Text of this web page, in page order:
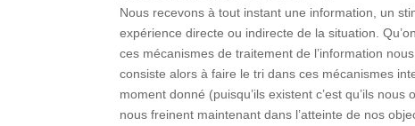
Nous recevons à tout instant une information, un
expérience directe ou indirecte de la situation.
ces mécanismes de traitement de l’information
consiste alors à faire le tri dans ces mécanismes
moment donné (puisqu’ils existent c’est qu’ils
nous freinent maintenant dans l’atteinte de nos